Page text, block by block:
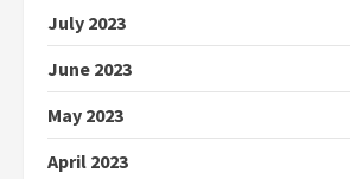
July 2023
June 2023
May 2023
April 2023